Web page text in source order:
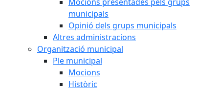
municipals
Opinió dels grups municipals
Altres administracions
Organització municipal
Ple municipal
Mocions
Històric